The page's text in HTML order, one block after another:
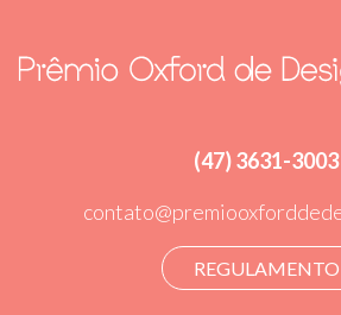
(47) 3631-3003
REGULAMENTO